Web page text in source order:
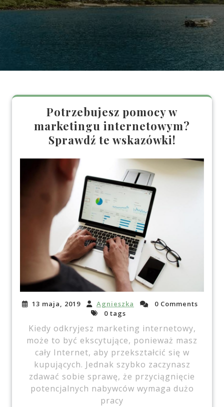
Potrzebujesz pomocy w
marketingu internetowym?
Sprawdź te wskazówki!
13 maja, 2019 Agnieszka
0 Comments
0 tags
Kiedy odkryjesz marketing internetowy,
może to być ekscytujące, ponieważ masz
cały Internet, aby przekształcić się w
kupujących. Jednak szybko zaczynasz
zdawać sobie sprawę, że przyciągnięcie
potencjalnych nabywców wymaga dużo
pracy